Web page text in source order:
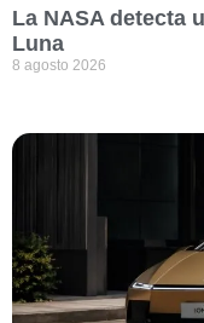
La NASA detecta
Luna
8 agosto 2026